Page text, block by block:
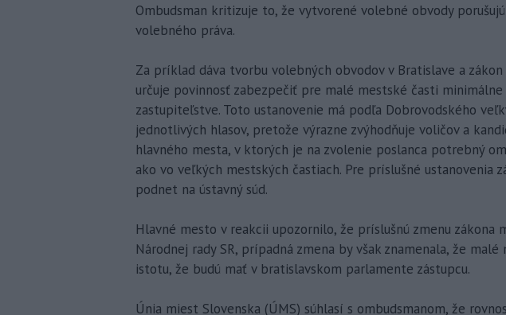
Ombudsman kritizuje to, že vytvorené volebné obvody
volebného práva.
Za príklad dáva tvorbu volebných obvodov v Bratislave a
určuje povinnosť zabezpečiť pre malé mestské časti
zastupiteľstve. Toto ustanovenie má podľa Dobrovodského
jednotlivých hlasov, pretože výrazne zvýhodňuje voličov a
hlavného mesta, v ktorých je na zvolenie poslanca potrebný
ako vo veľkých mestských častiach. Pre príslušné ustanovenia
podnet na ústavný súd.
Hlavné mesto v reakcii upozornilo, že príslušnú zmenu zákona
Národnej rady SR, prípadná zmena by však znamenala, že
istotu, že budú mať v bratislavskom parlamente zástupcu.
Únia miest Slovenska (ÚMS) súhlasí s ombudsmanom, že